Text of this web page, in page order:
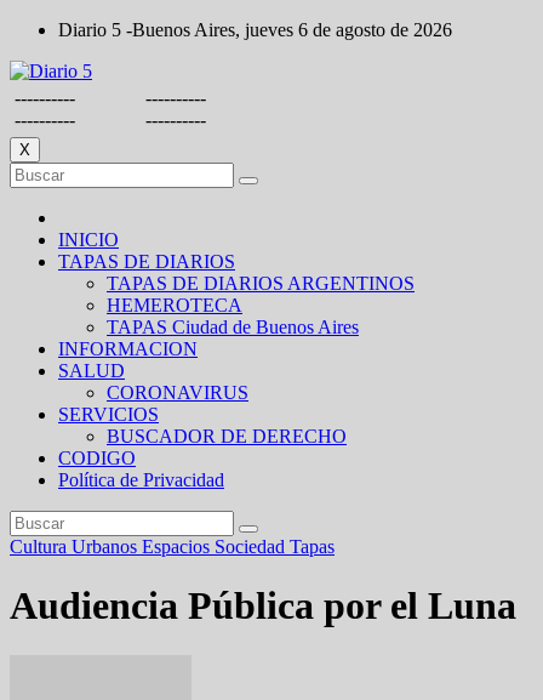
Saltar
contenido
Diario 5 -Buenos Aires, jueves 6 de agosto de 2026
----------
----------
----------
----------
X
INICIO
TAPAS DE DIARIOS
TAPAS DE DIARIOS ARGENTINOS
HEMEROTECA
TAPAS Ciudad de Buenos Aires
INFORMACION
SALUD
CORONAVIRUS
SERVICIOS
BUSCADOR DE DERECHO
CODIGO
Política de Privacidad
Cultura Urbanos Espacios Sociedad Tapas
Audiencia Pública por el Luna